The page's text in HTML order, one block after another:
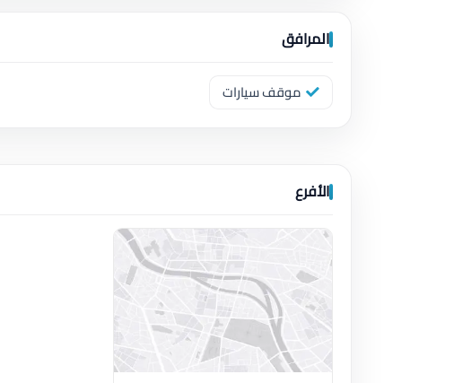
المرافق
موقف سيارات
الأفرع